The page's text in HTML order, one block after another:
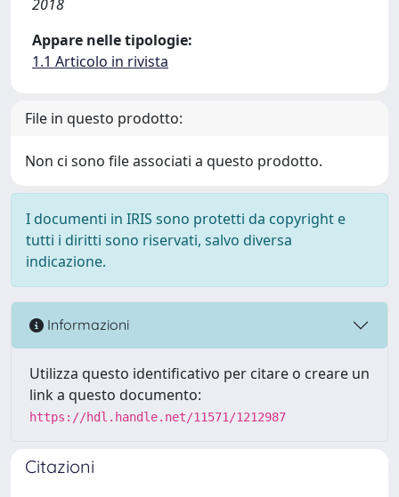
2018
Appare nelle tipologie:
1.1 Articolo in rivista
File in questo prodotto:
Non ci sono file associati a questo prodotto.
I documenti in IRIS sono protetti da copyright e
tutti i diritti sono riservati, salvo diversa
indicazione.
Informazioni
Utilizza questo identificativo per citare o creare un
link a questo documento:
https://hdl.handle.net/11571/1212987
Citazioni